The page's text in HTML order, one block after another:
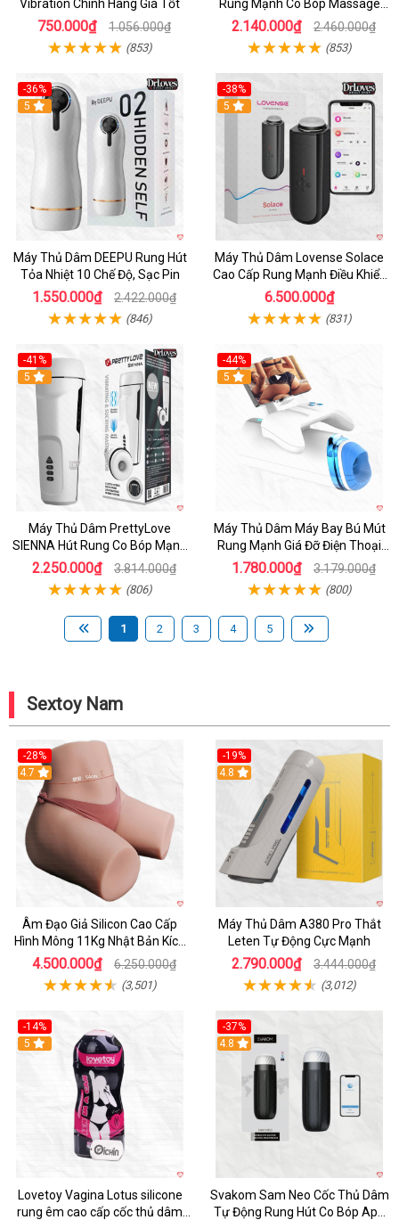
Vibration Chính Hãng Giá Tốt
750.000₫ 1.056.000₫
(853)
Rung Mạnh Co Bóp Massage
Êm Ái
2.140.000₫ 2.460.000₫
(853)
-36%
Hot
5
Máy Thủ Dâm DEEPU Rung Hút
Tỏa Nhiệt 10 Chế Độ, Sạc Pin
1.550.000₫ 2.422.000₫
(846)
-38%
Hot
5
Máy Thủ Dâm Lovense Solace
Cao Cấp Rung Mạnh Điều Khiển
App
6.500.000₫
(831)
-41%
Hot
5
Máy Thủ Dâm PrettyLove
SIENNA Hút Rung Co Bóp Mạnh
Mẽ Nam
2.250.000₫ 3.814.000₫
(806)
-44%
Hot
5
Máy Thủ Dâm Máy Bay Bú Mút
Rung Mạnh Giá Đỡ Điện Thoại
Chính Hãng
1.780.000₫ 3.179.000₫
(800)
1 2 3 4 5
Sextoy Nam
-28%
4.7
Âm Đạo Giả Silicon Cao Cấp
Hình Mông 11Kg Nhật Bản Kích
Thước Như Thật
4.500.000₫ 6.250.000₫
(3,501)
-19%
Hot
4.8
Máy Thủ Dâm A380 Pro Thắt
Leten Tự Động Cực Mạnh
2.790.000₫ 3.444.000₫
(3,012)
-14%
Hot
5
Lovetoy Vagina Lotus silicone
rung êm cao cấp cốc thủ dâm
-37%
4.8
Svakom Sam Neo Cốc Thủ Dâm
Tự Động Rung Hút Co Bóp App